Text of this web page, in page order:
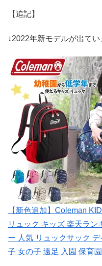
【追記】
↓2022年新モデルが出てい
【新色追加】Coleman
リュック キッズ 楽天ラン
ー 人気 リュックサック
子 女の子 遠足 入園 保育